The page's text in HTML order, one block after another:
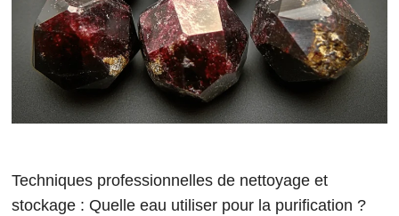
Techniques professionnelles de nettoyage et
stockage : Quelle eau utiliser pour la purification ?